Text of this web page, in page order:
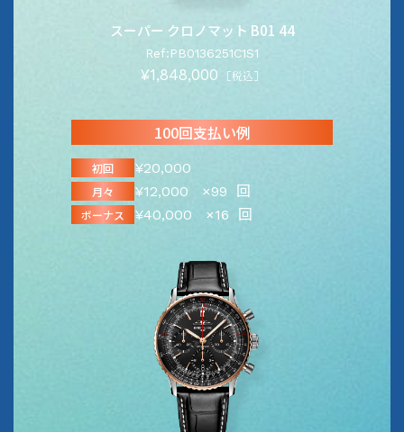
スーパー クロノマット B01 44
Ref:PB0136251C1S1
¥1,848,000 ［税込］
100回支払い例
初回 ¥20,000
月々 ¥12,000 ×99 回
ボーナス ¥40,000 ×16 回